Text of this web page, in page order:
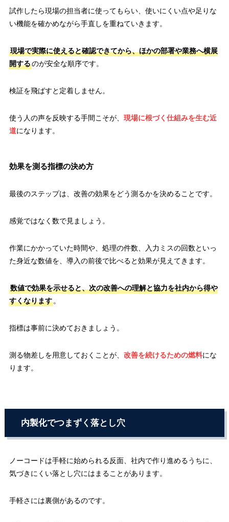
試作したら現場の担当者に使ってもらい、使いにくい点や足りな
い機能を確かめながら手直しを重ねていきます。
現場で実際に使えると確認できてから、ほかの部署や業務へ横展
開するのが安全な順序です。
検証を飛ばすと定着しません。
使う人の声を反映する手間こそが、 現場に根づく仕組みを生む近
道になります。
効果を測る指標の決め方
最後のステップは、改善の効果をどう測るかを決めることです。
感覚ではなく数で見ましょう。
作業にかかっていた時間や、処理の件数、入力ミスの回数といっ
た身近な数値を、導入の前後で比べると効果が見えてきます。
数値で効果を示せると、次の改善への理解と協力を社内から得や
すくなります。
指標は事前に決めておきましょう。
測る物差しを用意しておくことが、 改善を続けるための燃料にな
ります。
内製化でつまずく落とし穴
ノーコードは手軽に始められる反面、社内で作り進めるうちに、
気づきにくい落とし穴にはまることがあります。
手軽さには裏側があるのです。